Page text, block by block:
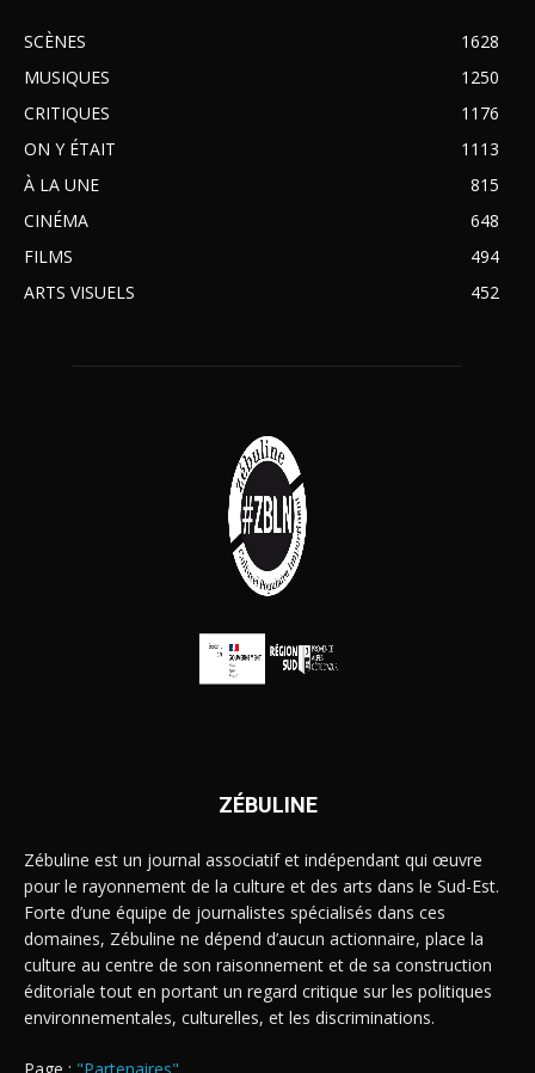
SCÈNES
1628
MUSIQUES
1250
CRITIQUES
1176
ON Y ÉTAIT
1113
À LA UNE
815
CINÉMA
648
FILMS
494
ARTS VISUELS
452
ZÉBULINE
Zébuline est un journal associatif et indépendant qui œuvre
pour le rayonnement de la culture et des arts dans le Sud-Est.
Forte d’une équipe de journalistes spécialisés dans ces
domaines, Zébuline ne dépend d’aucun actionnaire, place la
culture au centre de son raisonnement et de sa construction
éditoriale tout en portant un regard critique sur les politiques
environnementales, culturelles, et les discriminations.